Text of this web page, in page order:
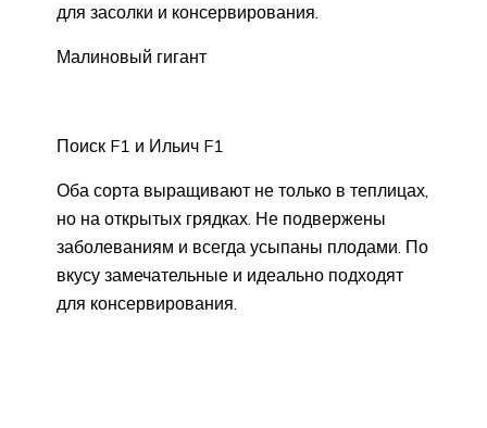
для засолки и консервирования.
Малиновый гигант
Поиск F1 и Ильич F1
Оба сорта выращивают не только в теплицах,
но на открытых грядках. Не подвержены
заболеваниям и всегда усыпаны плодами. По
вкусу замечательные и идеально подходят
для консервирования.